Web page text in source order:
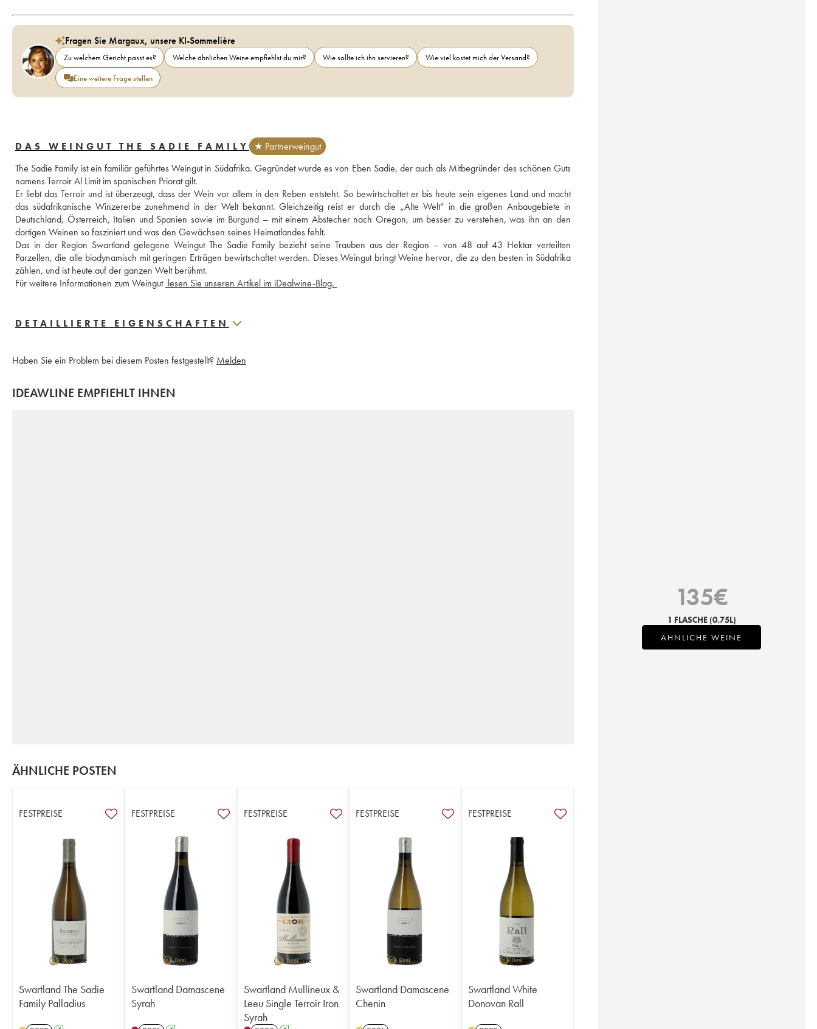
Fragen Sie Margaux, unsere KI-Sommelière
Zu welchem Gericht passt es? Welche ähnlichen Weine empfiehlst du mir? Wie sollte ich ihn servieren?
Wie viel kostet mich der Versand?
Eine weitere Frage stellen
DAS WEINGUT THE SADIE FAMILY
★ Partnerweingut
The Sadie Family ist ein familiär geführtes Weingut in Südafrika. Gegründet wurde es von Eben Sadie, der auch als Mitbegründer des schönen Guts
namens Terroir Al Limit im spanischen Priorat gilt.
Er liebt das Terroir und ist überzeugt, dass der Wein vor allem in den Reben entsteht. So bewirtschaftet er bis heute sein eigenes Land und macht
das südafrikanische Winzererbe zunehmend in der Welt bekannt. Gleichzeitig reist er durch die „Alte Welt“ in die großen Anbaugebiete in
Deutschland, Österreich, Italien und Spanien sowie im Burgund – mit einem Abstecher nach Oregon, um besser zu verstehen, was ihn an den
dortigen Weinen so fasziniert und was den Gewächsen seines Heimatlandes fehlt.
Das in der Region Swartland gelegene Weingut The Sadie Family bezieht seine Trauben aus der Region – von 48 auf 43 Hektar verteilten
Parzellen, die alle biodynamisch mit geringen Erträgen bewirtschaftet werden. Dieses Weingut bringt Weine hervor, die zu den besten in Südafrika
zählen, und ist heute auf der ganzen Welt berühmt.
Für weitere Informationen zum Weingut
DETAILLIERTE EIGENSCHAFTEN
Haben Sie ein Problem bei diesem Posten festgestellt? Melden
IDEAWLINE EMPFIEHLT IHNEN
ÄHNLICHE POSTEN
FESTPREISE
Swartland The Sadie
Family Palladius
FESTPREISE
Swartland Damascene
Syrah
FESTPREISE
Swartland Mullineux &
Leeu Single Terroir Iron
Syrah
FESTPREISE
Swartland Damascene
Chenin
FESTPREISE
Swartland White
Donovan Rall
135€
1 FLASCHE (0.75L)
ÄHNLICHE WEINE